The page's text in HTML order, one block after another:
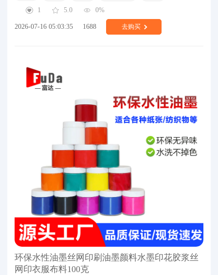
1
5.0 0%
2026-07-16 05:03:35 1688 去购买
环保水性油墨丝网印刷油墨颜料水墨印花胶浆丝
网印衣服布料100克